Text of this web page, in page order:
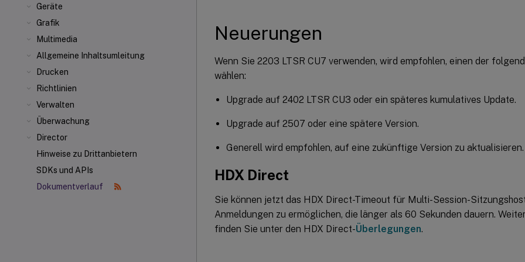
Geräte
Grafik
Multimedia
Allgemeine Inhaltsumleitung
Drucken
Richtlinien
Verwalten
Überwachung
Director
Hinweise zu Drittanbietern
SDKs und APIs
Dokumentverlauf
Neuerungen
Wenn Sie 2203 LTSR CU7 verwenden, wird empfohlen, einen der
wählen:
Upgrade auf 2402 LTSR CU3 oder ein späteres kumulatives Update.
Upgrade auf 2507 oder eine spätere Version.
Generell wird empfohlen, auf eine zukünftige Version zu aktualisieren.
HDX Direct
Sie können jetzt das HDX Direct-Timeout für Multi-Session-
Anmeldungen zu ermöglichen, die länger als 60 Sekunden dauern.
finden Sie unter den HDX Direct-Überlegungen.